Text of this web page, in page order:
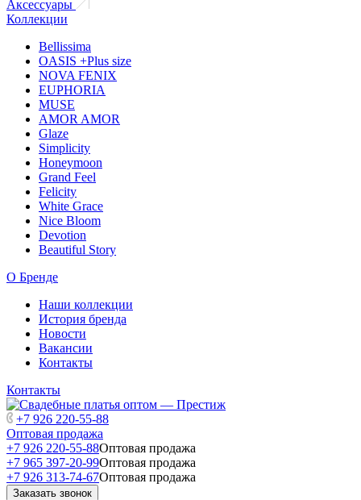
Аксессуары
Коллекции
Bellissima
OASIS +Plus size
NOVA FENIX
EUPHORIA
MUSE
AMOR AMOR
Glaze
Simplicity
Honeymoon
Grand Feel
Felicity
White Grace
Nice Bloom
Devotion
Beautiful Story
О Бренде
Наши коллекции
История бренда
Новости
Вакансии
Контакты
Контакты
+7 926 220-55-88
Оптовая продажа
+7 926 220-55-88Оптовая продажа
+7 965 397-20-99Оптовая продажа
+7 926 313-74-67Оптовая продажа
Заказать звонок